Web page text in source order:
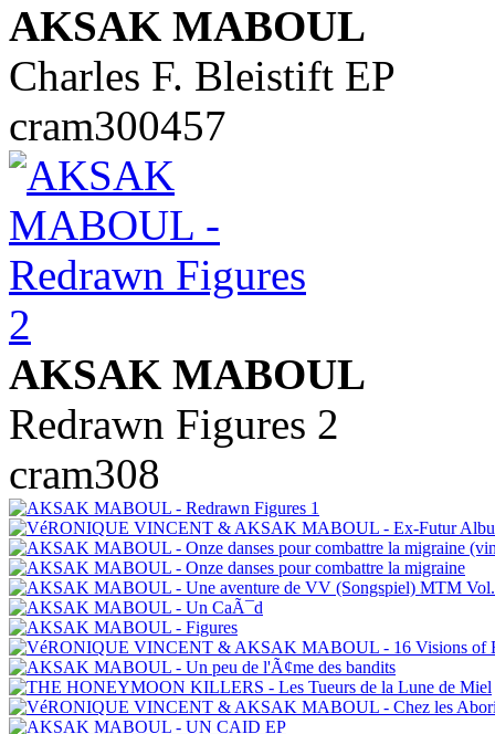
AKSAK MABOUL
Charles F. Bleistift EP
cram300457
AKSAK MABOUL
Redrawn Figures 2
cram308